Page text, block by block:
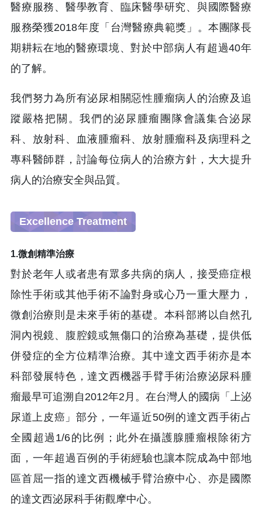
醫療服務、醫學教育、臨床醫學研究、與國際醫療
服務榮獲2018年度「台灣醫療典範獎」。本團隊長
期耕耘在地的醫療環境、對於中部病人有超過40年
的了解。
我們努力為所有泌尿相關惡性腫瘤病人的治療及追
蹤嚴格把關。我們的泌尿腫瘤團隊會議集合泌尿
科、放射科、血液腫瘤科、放射腫瘤科及病理科之
專科醫師群，討論每位病人的治療方針，大大提升
病人的治療安全與品質。
Excellence Treatment
1.微創精準治療
對於老年人或者患有眾多共病的病人，接受癌症根
除性手術或其他手術不論對身或心乃一重大壓力，
微創治療則是未來手術的基礎。本科部將以自然孔
洞內視鏡、腹腔鏡或無傷口的治療為基礎，提供低
併發症的全方位精準治療。其中達文西手術亦是本
科部發展特色，達文西機器手臂手術治療泌尿科腫
瘤最早可追溯自2012年2月。在台灣人的國病「上泌
尿道上皮癌」部分，一年逼近50例的達文西手術占
全國超過1/6的比例；此外在攝護腺腫瘤根除術方
面，一年超過百例的手術經驗也讓本院成為中部地
區首屈一指的達文西機械手臂治療中心、亦是國際
的達文西泌尿科手術觀摩中心。